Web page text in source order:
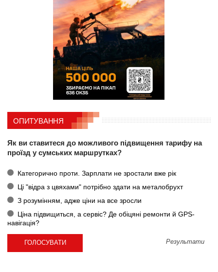
ОПИТУВАННЯ
Як ви ставитеся до можливого підвищення тарифу на
проїзд у сумських маршрутках?
Категорично проти. Зарплати не зростали вже рік
Ці "відра з цвяхами" потрібно здати на металобрухт
З розумінням, адже ціни на все зросли
Ціна підвищиться, а сервіс? Де обіцяні ремонти й GPS-
навігація?
Результати